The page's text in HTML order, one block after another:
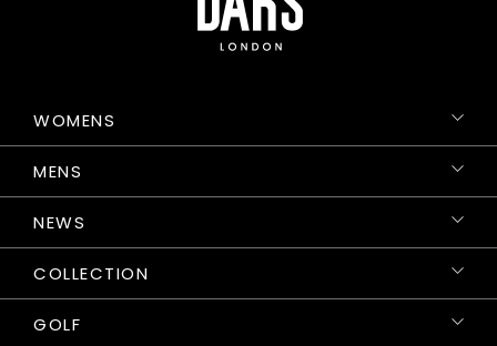
WOMENS
MENS
NEWS
COLLECTION
GOLF